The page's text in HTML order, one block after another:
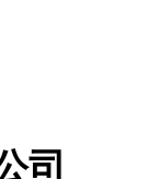
司